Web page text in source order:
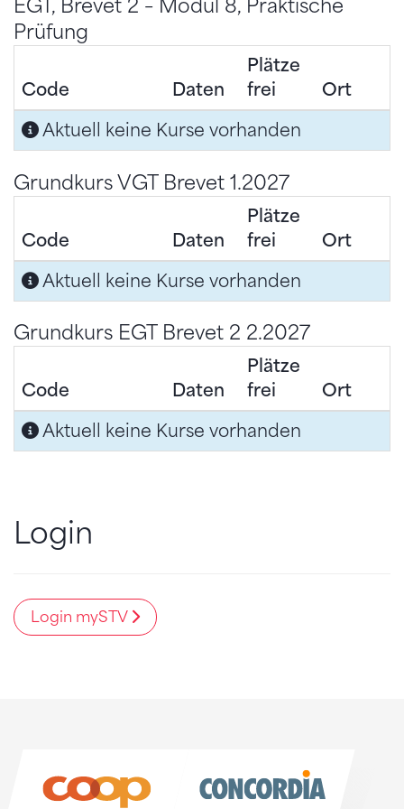
EGT, Brevet 2 – Modul 8, Praktische
Prüfung
Code Daten
Plätze
frei
Ort
Aktuell keine Kurse vorhanden
Grundkurs VGT Brevet 1.2027
Code Daten
Plätze
frei
Ort
Aktuell keine Kurse vorhanden
Grundkurs EGT Brevet 2 2.2027
Code Daten
Plätze
frei
Ort
Aktuell keine Kurse vorhanden
Login
Login mySTV